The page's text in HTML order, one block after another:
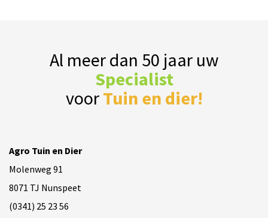
Al meer dan 50 jaar uw
Specialist
voorTuin en dier!
Agro Tuin en Dier
Molenweg 91
8071 TJ Nunspeet
(0341) 25 23 56